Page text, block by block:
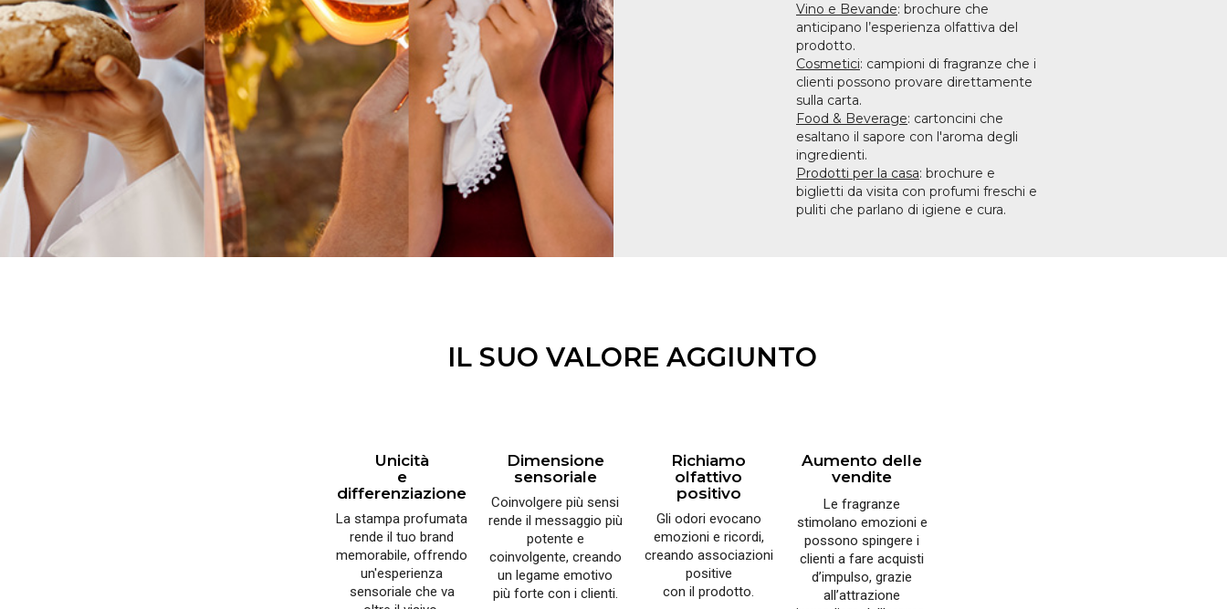
Vino e Bevande: brochure che
anticipano l’esperienza olfattiva del
prodotto.
Cosmetici: campioni di fragranze che i
clienti possono provare direttamente
sulla carta.
Food & Beverage: cartoncini che
esaltano il sapore con l'aroma degli
ingredienti.
Prodotti per la casa: brochure e
biglietti da visita con profumi freschi e
puliti che parlano di igiene e cura.
IL SUO VALORE AGGIUNTO
Unicità
e
differenziazione
La stampa profumata
rende il tuo brand
memorabile, offrendo
un'esperienza
sensoriale che va
Dimensione
sensoriale
Coinvolgere più sensi
rende il messaggio più
potente e
coinvolgente, creando
un legame emotivo
più forte con i clienti.
Richiamo
olfattivo
positivo
Gli odori evocano
emozioni e ricordi,
creando associazioni
positive
con il prodotto.
Aumento delle
vendite
Le fragranze
stimolano emozioni e
possono spingere i
clienti a fare acquisti
d’impulso, grazie
all’attrazione